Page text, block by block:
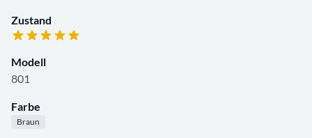
Zustand
Modell
801
Farbe
Braun